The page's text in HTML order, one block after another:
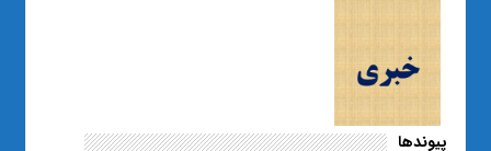
پیوندها